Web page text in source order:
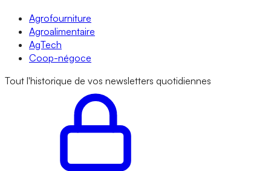
Agrofourniture
Agroalimentaire
AgTech
Coop-négoce
Tout l'historique de vos newsletters quotidiennes